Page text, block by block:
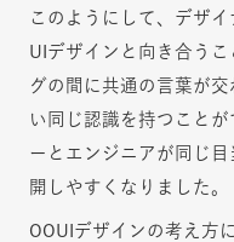
このようにして、デザ
UIデザインと向き合う
グの間に共通の言葉が
い同じ認識を持つこと
ーとエンジニアが同じ
開しやすくなりました。
OOUIデザインの考え方